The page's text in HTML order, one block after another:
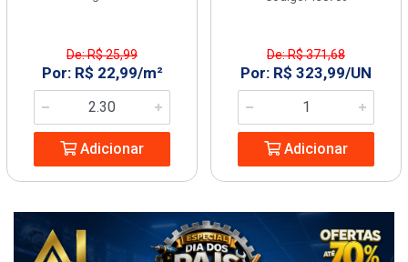
De: R$ 25,99
Por: R$ 22,99/m²
Adicionar
De: R$ 371,68
Por: R$ 323,99/UN
Adicionar